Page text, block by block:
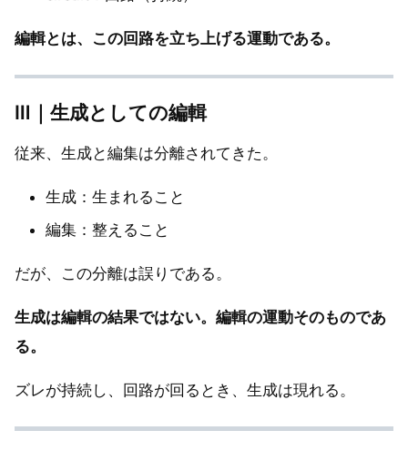
編輯とは、この回路を立ち上げる運動である。
Ⅲ｜生成としての編輯
従来、生成と編集は分離されてきた。
生成：生まれること
編集：整えること
だが、この分離は誤りである。
生成は編輯の結果ではない。編輯の運動そのものであ
る。
ズレが持続し、回路が回るとき、生成は現れる。